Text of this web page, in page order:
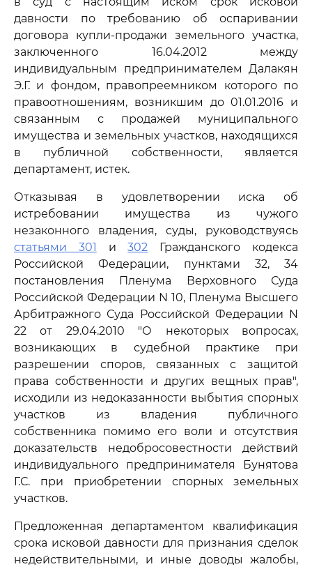
давности по требованию об оспаривании
договора купли-продажи земельного участка,
заключенного 16.04.2012 между
индивидуальным предпринимателем Далакян
Э.Г. и фондом, правопреемником которого по
правоотношениям, возникшим до 01.01.2016 и
связанным с продажей муниципального
имущества и земельных участков, находящихся
в публичной собственности, является
департамент, истек.
Отказывая в удовлетворении иска об
истребовании имущества из чужого
незаконного владения, суды, руководствуясь
статьями 301 и302 Гражданского кодекса
Российской Федерации, пунктами 32, 34
постановления Пленума Верховного Суда
Российской Федерации N 10, Пленума Высшего
Арбитражного Суда Российской Федерации N
22 от 29.04.2010 "О некоторых вопросах,
возникающих в судебной практике при
разрешении споров, связанных с защитой
права собственности и других вещных прав",
исходили из недоказанности выбытия спорных
участков из владения публичного
собственника помимо его воли и отсутствия
доказательств недобросовестности действий
индивидуального предпринимателя Бунятова
Г.С. при приобретении спорных земельных
участков.
Предложенная департаментом квалификация
срока исковой давности для признания сделок
недействительными, и иные доводы жалобы,